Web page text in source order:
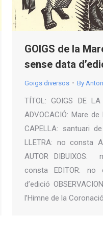
GOIGS de la
sense data
Goigs diversos By
TÍTOL: GOIGS DE
ADVOCACIÓ: Mare
CAPELLA: santuari
LLETRA: no consta
AUTOR DIBUIXOS:
consta EDITOR:
d’edició
l’Himne de la